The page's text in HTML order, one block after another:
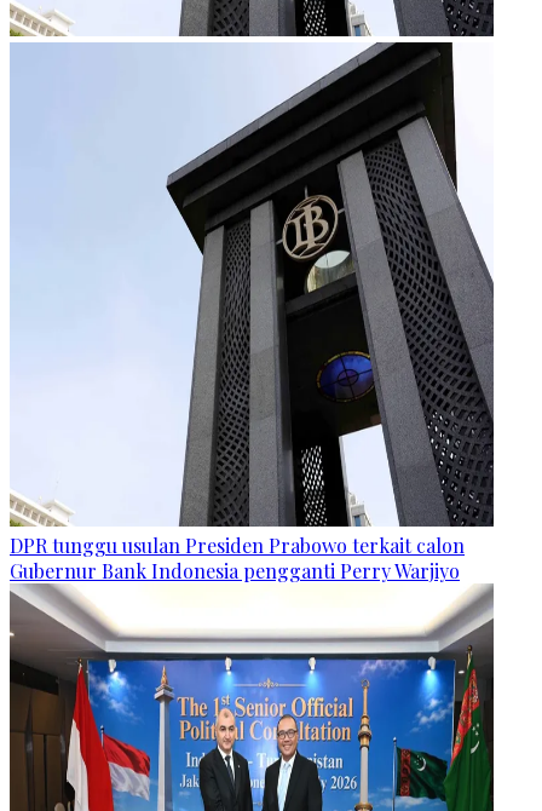
DPR tunggu usulan Presiden Prabowo terkait calon
Gubernur Bank Indonesia pengganti Perry Warjiyo